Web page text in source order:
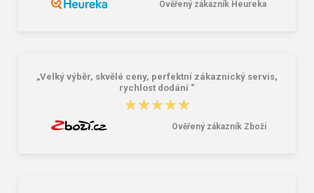
Ověřený zákazník Heureka
„Velký výběr, skvělé ceny, perfektní zákaznický servis,
rychlost dodání “
★★★★★
★★★★★
Ověřený zákazník Zboží